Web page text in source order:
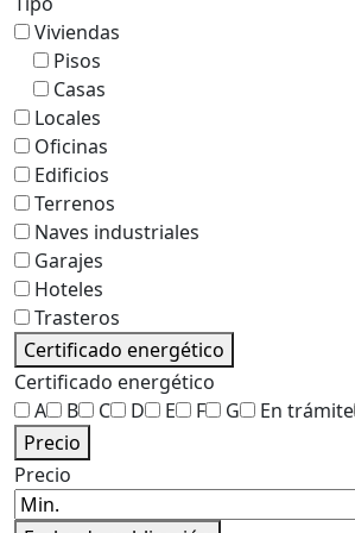
Viviendas
Pisos
Casas
Locales
Oficinas
Edificios
Terrenos
Naves industriales
Garajes
Hoteles
Trasteros
Certificado energético
Certificado energético
A
B C D E F G En trámite
Precio
Precio